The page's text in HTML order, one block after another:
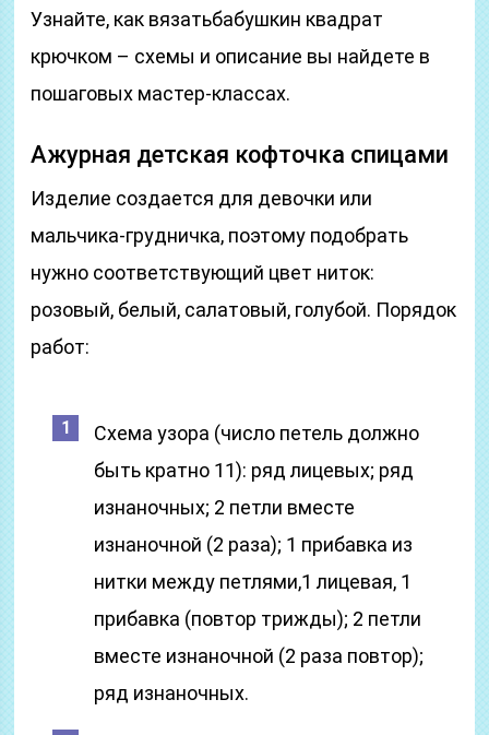
Узнайте, как вязать­бабушкин квадрат
крючком – схемы и описание вы найдете в
пошаговых мастер-классах.
Ажурная детская кофточка спицами
Изделие создается для девочки или
мальчика-грудничка, поэтому подобрать
нужно соответствующий цвет ниток:
розовый, белый, салатовый, голубой. Порядок
работ:
Схема узора (число петель должно
быть кратно 11): ряд лицевых; ряд
изнаночных; 2 петли вместе
изнаночной (2 раза); 1 прибавка из
нитки между петлями,1 лицевая, 1
прибавка (повтор трижды); 2 петли
вместе изнаночной (2 раза повтор);
ряд изнаночных.